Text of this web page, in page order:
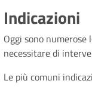
Indicazioni
Oggi sono numerose
necessitare di
Le più comuni